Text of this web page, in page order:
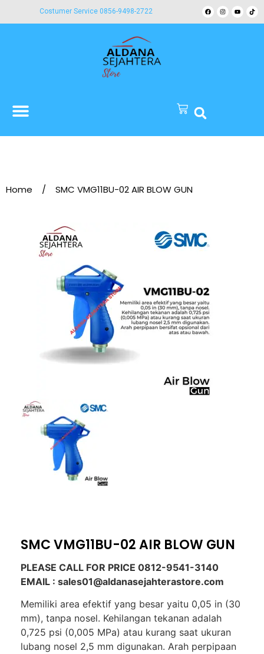
Costumer Service 0856-9498-2722
Home / SMC VMG11BU-02 AIR BLOW GUN
SMC VMG11BU-02 AIR BLOW GUN
PLEASE CALL FOR PRICE 0812-9541-3140
EMAIL : sales01@aldanasejahterastore.com
Memiliki area efektif yang besar yaitu 0,05 in (30
mm), tanpa nosel. Kehilangan tekanan adalah
0,725 psi (0,005 MPa) atau kurang saat ukuran
lubang nosel 2,5 mm digunakan. Arah perpipaan